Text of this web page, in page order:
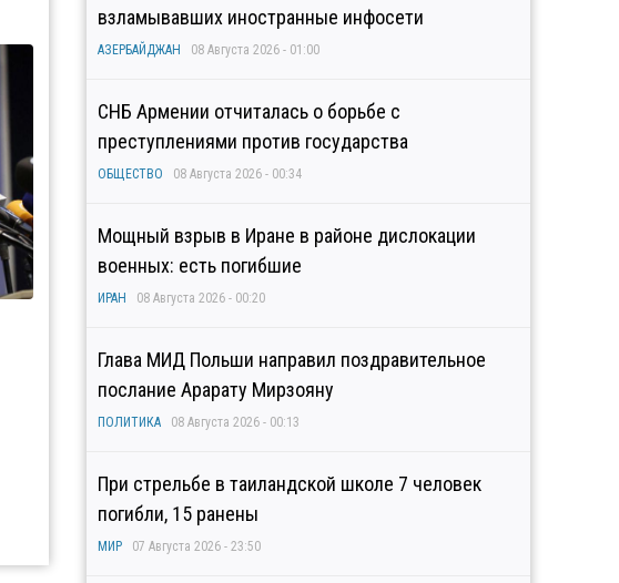
взламывавших иностранные инфосети
АЗЕРБАЙДЖАН 08 Августа 2026 - 01:00
СНБ Армении отчиталась о борьбе с
преступлениями против государства
ОБЩЕСТВО 08 Августа 2026 - 00:34
Мощный взрыв в Иране в районе дислокации
военных: есть погибшие
ИРАН 08 Августа 2026 - 00:20
Глава МИД Польши направил поздравительное
послание Арарату Мирзояну
ПОЛИТИКА 08 Августа 2026 - 00:13
При стрельбе в таиландской школе 7 человек
погибли, 15 ранены
МИР 07 Августа 2026 - 23:50